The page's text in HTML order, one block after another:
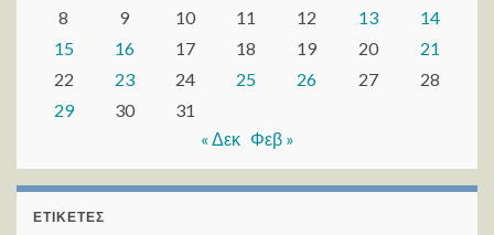
8
9 10 11 12 13
14
15
16 17 18 19 20
21
22
23 24 25 26 27
28
29
30
31
« Δεκ Φεβ »
ΕΤΙΚΈΤΕΣ